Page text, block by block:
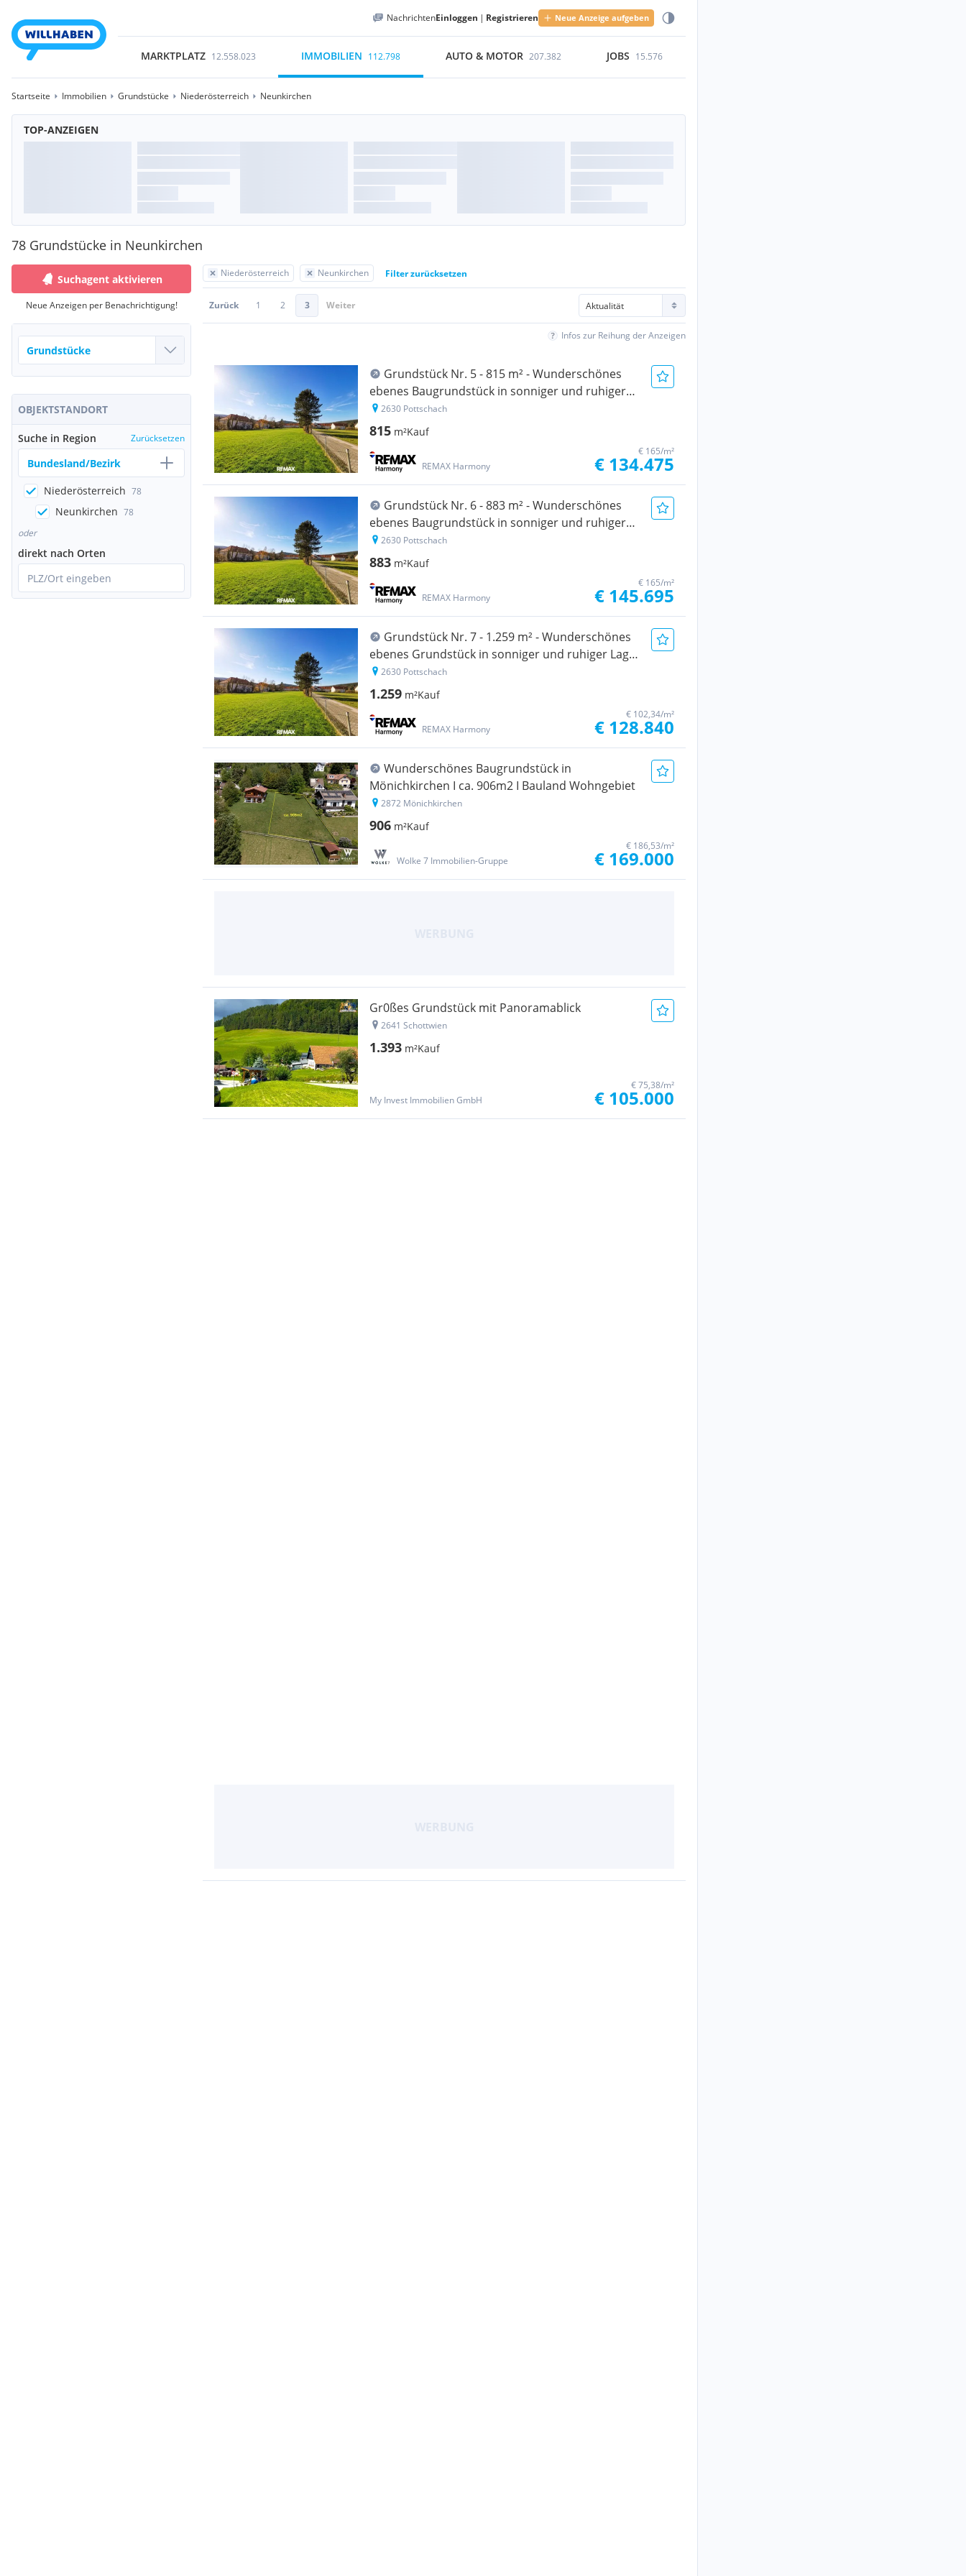
NachrichtenEinloggen | Registrieren Neue Anzeige aufgeben
MARKTPLATZ 12.558.023 IMMOBILIEN 112.798 AUTO & MOTOR 207.382 JOBS 15.576
Startseite Immobilien Grundstücke Niederösterreich Neunkirchen
TOP-ANZEIGEN
78 Grundstücke in Neunkirchen
Suchagent aktivieren
Neue Anzeigen per Benachrichtigung!
OBJEKTSTANDORT
Suche in Region Zurücksetzen
Bundesland/Bezirk
Niederösterreich 78
Neunkirchen 78
oder
direkt nach Orten
PLZ/Ort eingeben
Niederösterreich Neunkirchen Filter zurücksetzen
Zurück 1 2 3 Weiter
Infos zur Reihung der Anzeigen
Grundstück Nr. 5 - 815 m² - Wunderschönes
ebenes Baugrundstück in sonniger und ruhiger
Lage - ohne Bauzwang!
2630 Pottschach
815 m²Kauf
REMAX Harmony
€ 165/m²
€ 134.475
Grundstück Nr. 6 - 883 m² - Wunderschönes
ebenes Baugrundstück in sonniger und ruhiger
Lage - ohne Bauzwang!
2630 Pottschach
883 m²Kauf
REMAX Harmony
€ 165/m²
€ 145.695
Grundstück Nr. 7 - 1.259 m² - Wunderschönes
ebenes Grundstück in sonniger und ruhiger Lage
- ohne Bauzwang!
2630 Pottschach
1.259 m²Kauf
REMAX Harmony
€ 102,34/m²
€ 128.840
Wunderschönes Baugrundstück in
Mönichkirchen I ca. 906m2 I Bauland Wohngebiet
2872 Mönichkirchen
906 m²Kauf
Wolke 7 Immobilien-Gruppe
€ 186,53/m²
€ 169.000
Gr0ßes Grundstück mit Panoramablick
2641 Schottwien
1.393 m²Kauf
My Invest Immobilien GmbH
€ 75,38/m²
€ 105.000